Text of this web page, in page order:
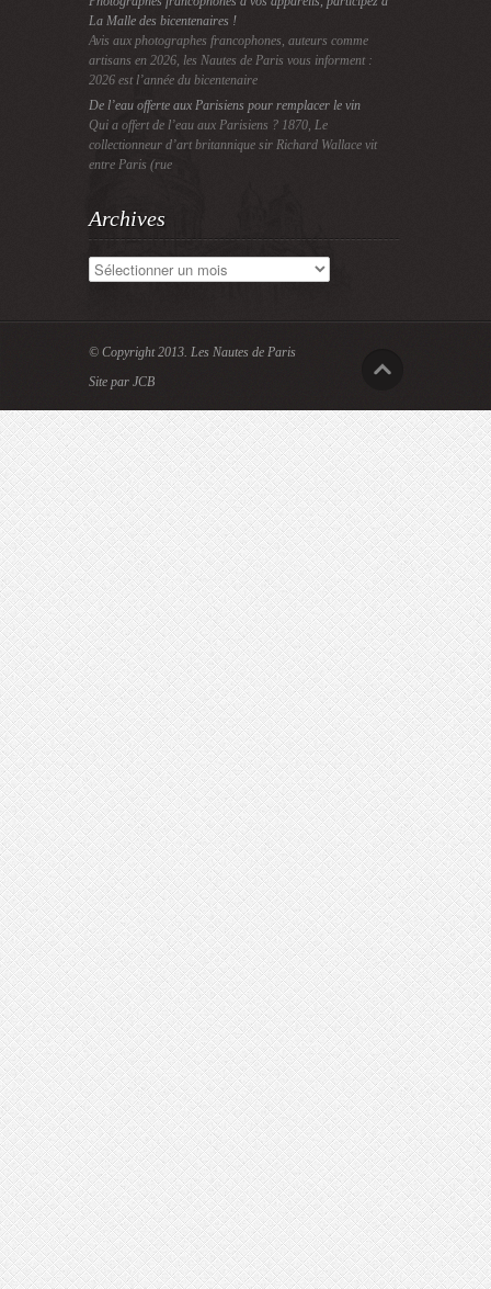
La Malle des bicentenaires !
Avis aux photographes francophones, auteurs comme
artisans en 2026, les Nautes de Paris vous informent :
2026 est l’année du bicentenaire
De l’eau offerte aux Parisiens pour remplacer le vin
Qui a offert de l’eau aux Parisiens ? 1870, Le
collectionneur d’art britannique sir Richard Wallace vit
entre Paris (rue
Archives
Archives
© Copyright 2013. Les Nautes de Paris
Site par JCB